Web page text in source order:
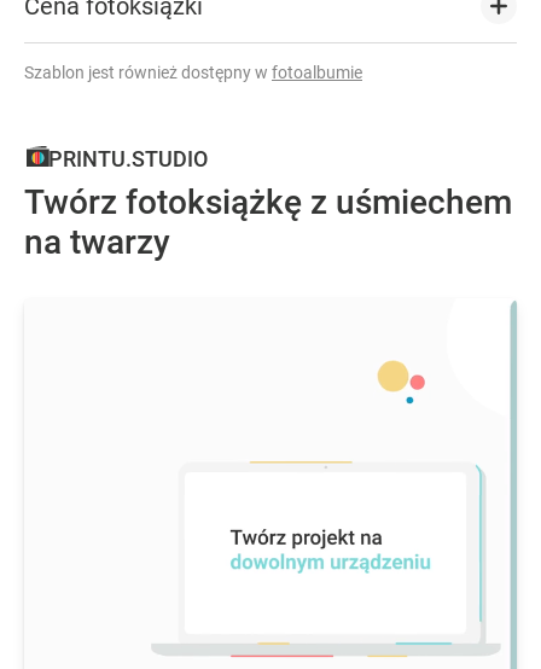
Szablon jest również dostępny w fotoalbumie
PRINTU.STUDIO
Twórz fotoksiążkę z uśmiechem
na twarzy